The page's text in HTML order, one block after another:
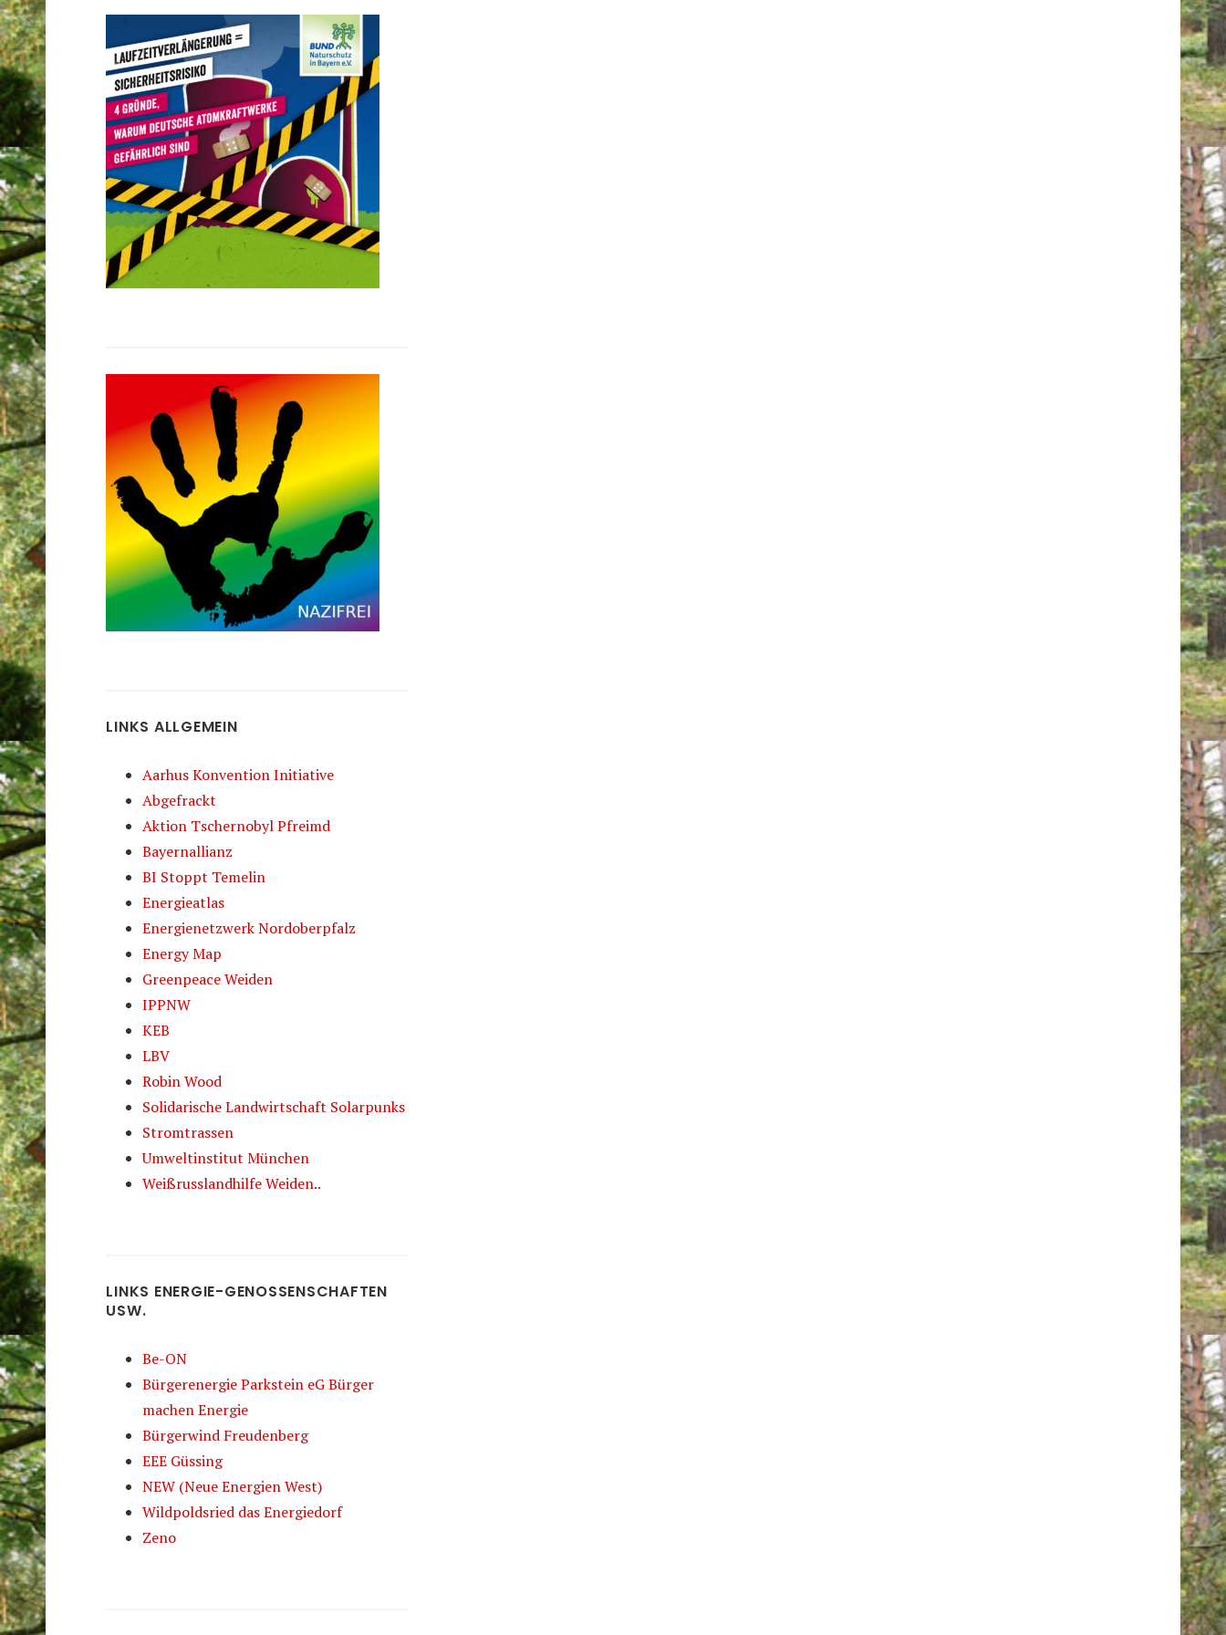
LINKS ALLGEMEIN
Aarhus Konvention Initiative
Abgefrackt
Aktion Tschernobyl Pfreimd
Bayernallianz
BI Stoppt Temelin
Energieatlas
Energienetzwerk Nordoberpfalz
Energy Map
Greenpeace Weiden
IPPNW
KEB
LBV
Robin Wood
Solidarische Landwirtschaft Solarpunks
Stromtrassen
Umweltinstitut München
Weißrusslandhilfe Weiden..
LINKS ENERGIE-GENOSSENSCHAFTEN
USW.
Be-ON
Bürgerenergie Parkstein eG Bürger
machen Energie
Bürgerwind Freudenberg
EEE Güssing
NEW (Neue Energien West)
Wildpoldsried das Energiedorf
Zeno